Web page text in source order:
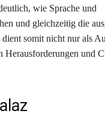
wie Sprache und
und gleichzeitig die
somit nicht nur als
Herausforderungen und